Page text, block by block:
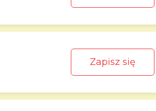
Zapisz się